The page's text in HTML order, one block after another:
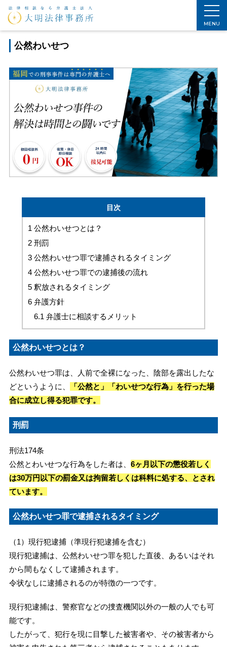
MENU
ホーム > 刑事事件解決法 > 公然わいせつ
公然わいせつ
目次
1公然わいせつとは？
2刑罰
3公然わいせつ罪で逮捕されるタイミング
4公然わいせつ罪での逮捕後の流れ
5釈放されるタイミング
6弁護方針
6.1弁護士に相談するメリット
公然わいせつとは？
公然わいせつ罪は、人前で全裸になった、陰部を露出したな
どというように、
「公然と」「わいせつな行為」を行った場
合に成立し得る犯罪です。
刑罰
刑法174条
公然とわいせつな行為をした者は、 6ヶ月以下の懲役若しく
は30万円以下の罰金又は拘留若しくは科料に処する、とされ
ています。
公然わいせつ罪で逮捕されるタイミング
（1）現行犯逮捕（準現行犯逮捕を含む）
現行犯逮捕は、公然わいせつ罪を犯した直後、あるいはそれ
から間もなくして逮捕されます。
令状なしに逮捕されるのが特徴の一つです。
現行犯逮捕は、警察官などの捜査機関以外の一般の人でも可
能です。
したがって、犯行を現に目撃した被害者や、その被害者から